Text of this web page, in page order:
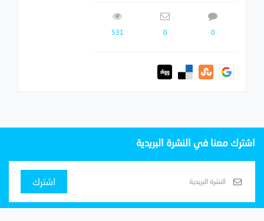
0
0
531
اشترك معنا في النشرة البريدية
اشترك